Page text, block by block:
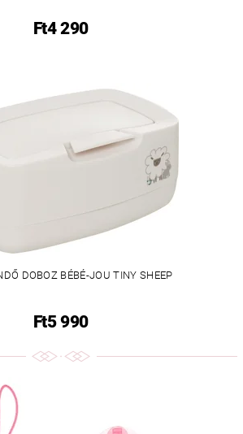
Ft4 290
DOBOZ BÉBÉ-JOU TINY SHEEP
Ft5 990